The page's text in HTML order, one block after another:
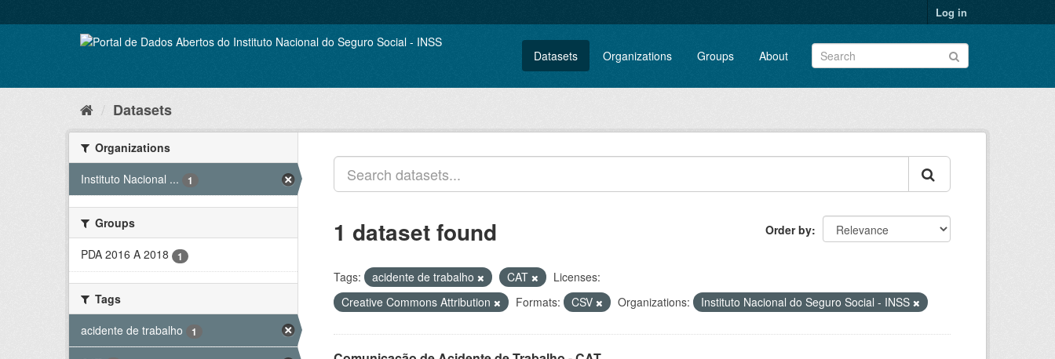
to
Log in
Datasets Organizations Groups About
Datasets
Organizations
Instituto Nacional ...
1
Groups
PDA 2016 A 2018
1
Tags
acidente de trabalho
1
Order by
1 dataset found
Tags: acidente de trabalho CAT
Licenses:
Creative Commons Attribution
Formats: CSV Organizations: Instituto Nacional do Seguro Social - INSS